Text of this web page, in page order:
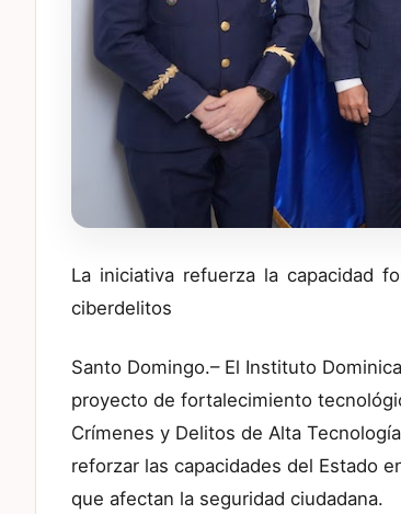
La iniciativa refuerza la capacidad
ciberdelitos
Santo Domingo.– El Instituto
proyecto de fortalecimiento
Crímenes y Delitos de Alta
reforzar las capacidades del Estado
que afectan la seguridad ciudadana.